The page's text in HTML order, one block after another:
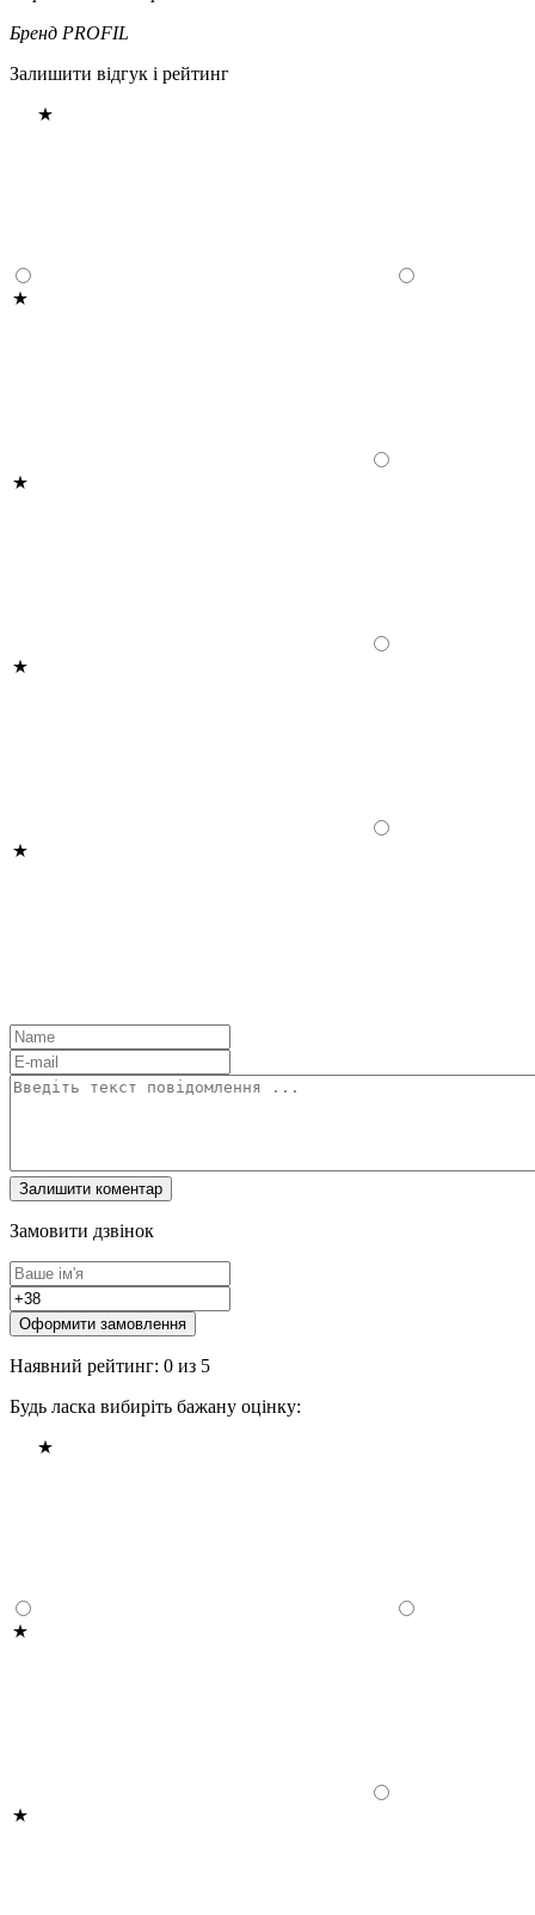
Бренд PROFIL
Залишити відгук і рейтинг
Замовити дзвінок
Оформити замовлення
Наявний рейтинг: 0 из 5
Будь ласка вибиріть бажану оцінку: